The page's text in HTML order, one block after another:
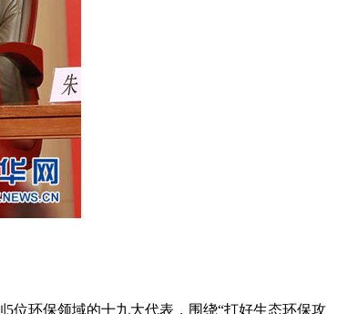
位环保领域的十九大代表，围绕“打好生态环保攻